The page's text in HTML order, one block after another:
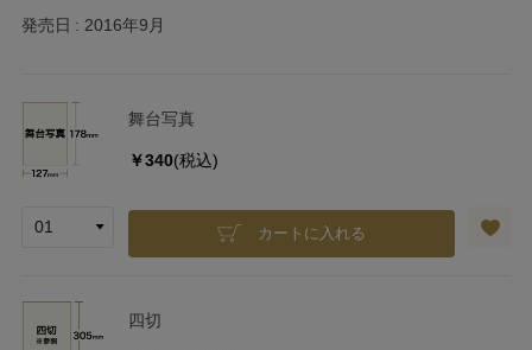
発売日 2016年9月
舞台写真
￥340(税込)
カートに入れる
四切